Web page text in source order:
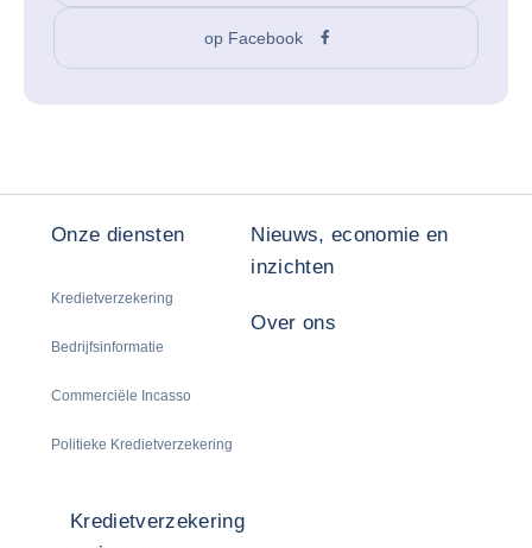
op Facebook
Onze diensten
Kredietverzekering
Bedrijfsinformatie
Commerciële Incasso
Politieke Kredietverzekering
Nieuws, economie en
inzichten
Over ons
Kredietverzekering